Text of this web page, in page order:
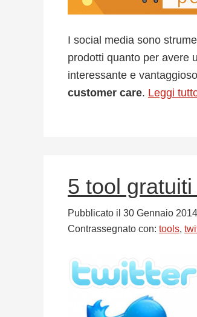
I social media sono
prodotti quanto per avere
interessante e
customer care. Leggi
5 tool
Pubblicato il 30 Gennaio 2014
Contrassegnato con: tools,